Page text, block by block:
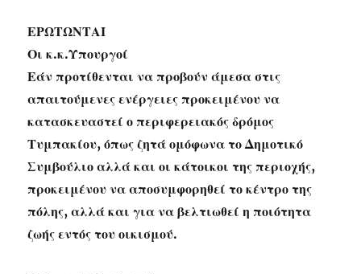
ΕΡΩΤΩΝΤΑΙ
Οι κ.κ.Υπουργοί
Εάν προτίθενται να προβούν άμεσα στις
απαιτούμενες ενέργειες προκειμένου να
κατασκευαστεί ο περιφερειακός δρόμος
Τυμπακίου, όπως ζητά ομόφωνα το Δημοτικό
Συμβούλιο αλλά και οι κάτοικοι της περιοχής,
προκειμένου να αποσυμφορηθεί το κέντρο της
πόλης, αλλά και για να βελτιωθεί η ποιότητα
ζωής εντός του οικισμού.